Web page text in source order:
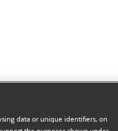
data or unique identifiers, on